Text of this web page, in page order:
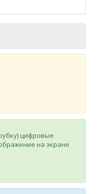
цифровые
на экране